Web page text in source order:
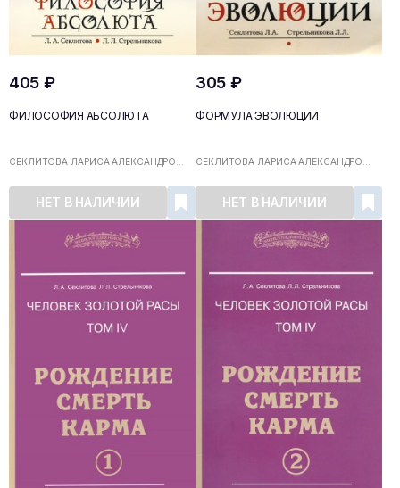
405 ₽
ФИЛОСОФИЯ АБСОЛЮТА
СЕКЛИТОВА ЛАРИСА АЛЕКСАНДРО...
НЕТ В НАЛИЧИИ
305 ₽
ФОРМУЛА ЭВОЛЮЦИИ
СЕКЛИТОВА ЛАРИСА АЛЕКСАНДРО...
НЕТ В НАЛИЧИИ